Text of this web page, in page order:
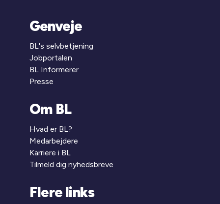
Genveje
BL's selvbetjening
Jobportalen
BL Informerer
Presse
Om BL
Hvad er BL?
Medarbejdere
Karriere i BL
Tilmeld dig nyhedsbreve
Flere links